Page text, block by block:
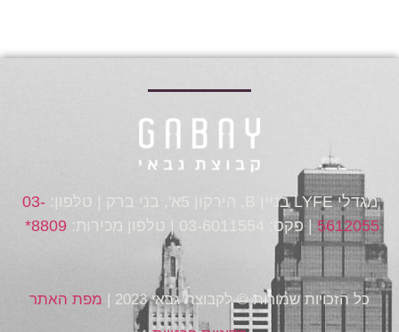
מגדלי LYFE בניין B, הירקון 5א', בני ברק | טלפון:
03-
5612055| פקס: 03-6011554 | טלפון מכירות: 8809*
כל הזכויות שמורות © לקבוצת גבאי 2023 | מפת האתר